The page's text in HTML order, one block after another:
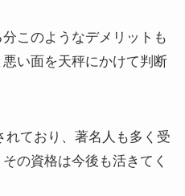
このようなデメリットも
い面を天秤にかけて判断
れており、著名人も多く受
の資格は今後も活きてく